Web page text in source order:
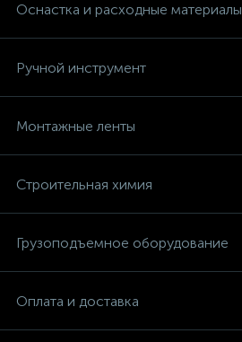
Оснастка и расходные материалы
Ручной инструмент
Монтажные ленты
Строительная химия
Грузоподъемное оборудование
Оплата и доставка